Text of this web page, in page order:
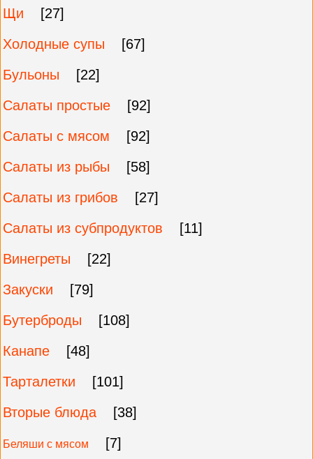
Щи
[27]
Холодные супы
[67]
Бульоны
[22]
Салаты простые
[92]
Салаты с мясом
[92]
Салаты из рыбы
[58]
Салаты из грибов
[27]
Салаты из субпродуктов
[11]
Винегреты
[22]
Закуски
[79]
Бутерброды
[108]
Канапе
[48]
Тарталетки
[101]
Вторые блюда
[38]
Беляши с мясом
[7]